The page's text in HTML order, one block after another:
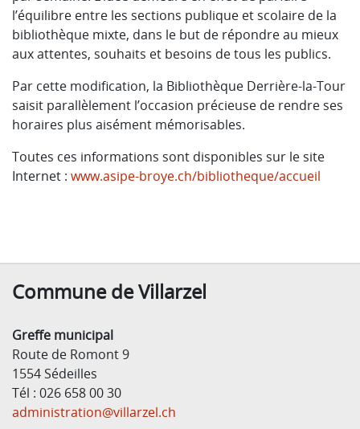
l’équilibre entre les sections publique et scolaire de la
bibliothèque mixte, dans le but de répondre au mieux
aux attentes, souhaits et besoins de tous les publics.
Par cette modification, la Bibliothèque Derrière-la-Tour
saisit parallèlement l’occasion précieuse de rendre ses
horaires plus aisément mémorisables.
Toutes ces informations sont disponibles sur le site
Internet : www.asipe-broye.ch/bibliotheque/accueil
Commune de Villarzel
Greffe municipal
Route de Romont 9
1554 Sédeilles
Tél : 026 658 00 30
administration@villarzel.ch